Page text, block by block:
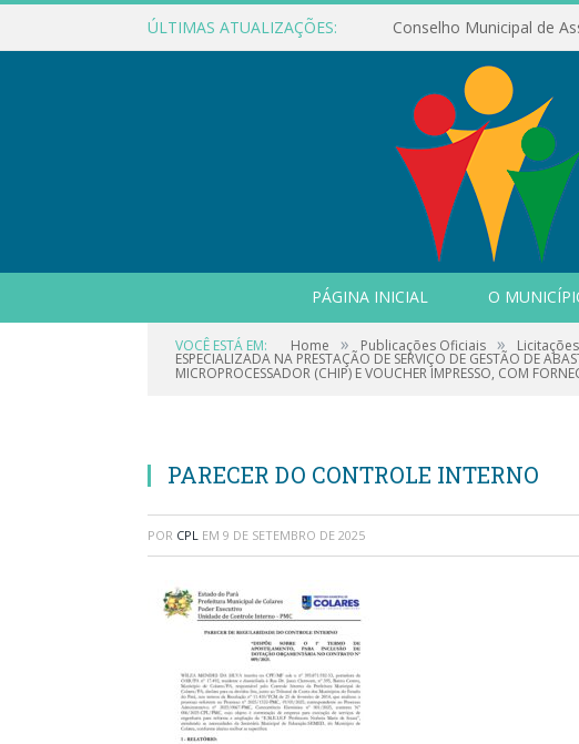
ÚLTIMAS ATUALIZAÇÕES:
PÁGINA INICIAL O
VOCÊ ESTÁ EM: Home » Publicações Oficiais » Licitações
ESPECIALIZADA NA PRESTAÇÃO DE SERVIÇO DE GESTÃO DE
MICROPROCESSADOR (CHIP) E VOUCHER IMPRESSO, COM
PARECER DO CONTROLE INTERNO
POR CPL EM 9 DE SETEMBRO DE 2025